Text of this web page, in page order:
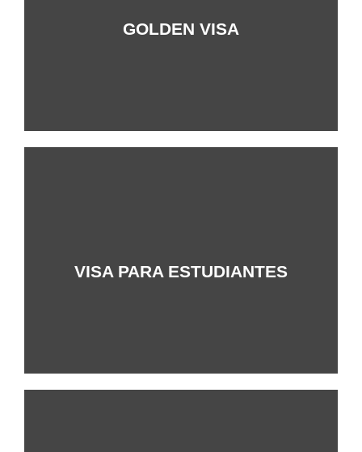
GOLDEN VISA
+Info
VISA PARA ESTUDIANTES
+Info